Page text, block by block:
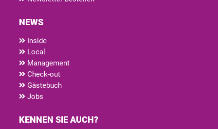
NEWS
Inside
Local
Management
Check-out
Gästebuch
Jobs
KENNEN SIE AUCH?